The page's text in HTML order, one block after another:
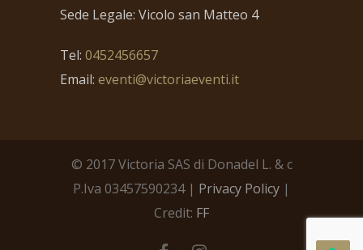
Sede Legale: Vicolo san Matteo 4
Tel: 0452456657
Email: eventi@victoriaeventi.it
© 2017 Victoria SAS di Donadel L. & c
P.Iva 03457590234 | Privacy Policy |
Credit: FF